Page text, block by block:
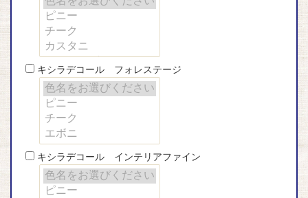
キシラデコール フォレステージ
キシラデコール インテリアファイン